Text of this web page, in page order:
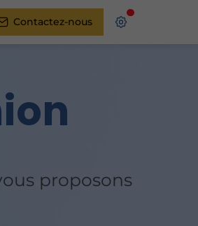
Contactez-nous
proposons